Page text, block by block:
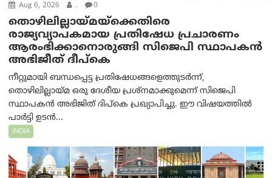
Aug 6, 2026 . 0
തൊഴിലില്ലായ്മയ്ക്കെതിരെ
രാജ്യവ്യാപകമായ പ്രതിഷേധ പ്രചാരണം
ആരംഭിക്കാനൊരുങ്ങി സിജെപി സ്ഥാപകന്‍
അഭിജീത് ദീപ്കെ
നീറ്റുമായി ബന്ധപ്പെട്ട പ്രതിഷേധങ്ങളെത്തുടർന്ന്,
തൊഴിലില്ലായ്മ ഒരു ദേശീയ പ്രശ്നമാക്കുമെന്ന് സിജെപി
സ്ഥാപകൻ അഭിജിത് ദിപ്കെ പ്രഖ്യാപിച്ചു. ഈ വിഷയത്തിൽ
പാർട്ടി ഉടൻ...
INDIA